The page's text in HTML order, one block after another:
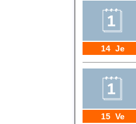
14 Je
15 Ve